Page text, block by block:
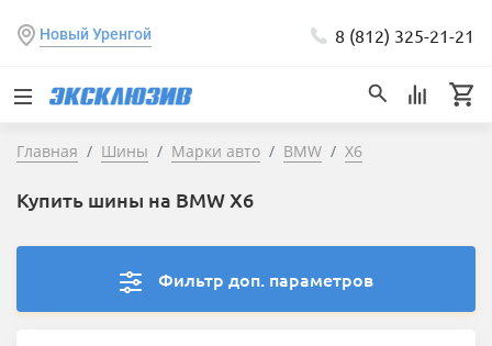
Новый Уренгой 8 (812) 325-21-21
Главная Шины Марки авто BMW X6
Купить шины на BMW X6
Фильтр доп. параметров